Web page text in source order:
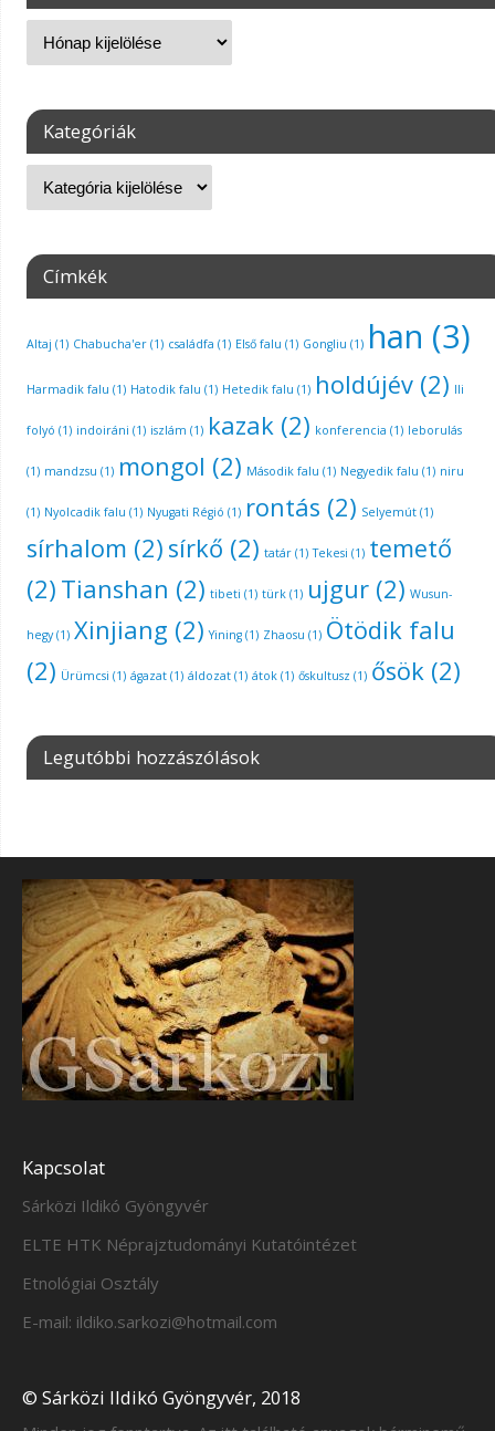
Kategóriák
Címkék
Altaj (1) Chabucha'er(1) családfa (1) Első falu (1) Gongliu (1) han (3)
Harmadik falu (1) Hatodik falu (1) Hetedik falu (1) holdújév(2) Ili
folyó (1) indoiráni (1) iszlám (1) kazak(2) konferencia (1) leborulás
(1) mandzsu (1) mongol (2) Második falu (1) Negyedik falu (1) niru
(1) Nyolcadik falu (1) Nyugati Régió (1) rontás (2) Selyemút(1)
sírhalom (2) sírkő (2) tatár(1) Tekesi (1) temető
(2) Tianshan (2) tibeti (1) türk(1) ujgur(2) Wusun-
hegy(1) Xinjiang (2) Yining(1) Zhaosu (1) Ötödik falu
(2) Ürümcsi (1) ágazat(1) áldozat(1) átok(1) őskultusz (1) ősök(2)
Legutóbbi hozzászólások
Kapcsolat
Sárközi Ildikó Gyöngyvér
ELTE HTK Néprajztudományi Kutatóintézet
Etnológiai Osztály
E-mail: ildiko.sarkozi@hotmail.com
© Sárközi Ildikó Gyöngyvér, 2018